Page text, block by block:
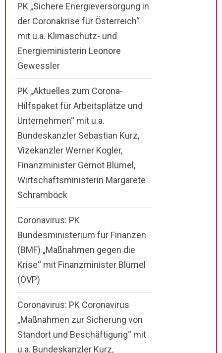
PK „Sichere Energieversorgung in
der Coronakrise für Österreich“
mit u.a. Klimaschutz- und
Energieministerin Leonore
Gewessler
PK „Aktuelles zum Corona-
Hilfspaket für Arbeitsplätze und
Unternehmen“ mit u.a.
Bundeskanzler Sebastian Kurz,
Vizekanzler Werner Kogler,
Finanzminister Gernot Blümel,
Wirtschaftsministerin Margarete
Schramböck
Coronavirus: PK
Bundesministerium für Finanzen
(BMF) „Maßnahmen gegen die
Krise“ mit Finanzminister Blümel
(ÖVP)
Coronavirus: PK Coronavirus
„Maßnahmen zur Sicherung von
Standort und Beschäftigung“ mit
u.a. Bundeskanzler Kurz,